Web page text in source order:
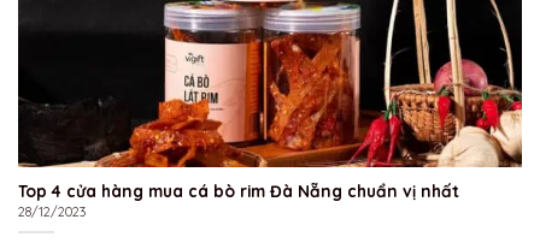
Top 4 cửa hàng mua cá bò rim Đà Nẵng chuẩn vị nhất
28/12/2023